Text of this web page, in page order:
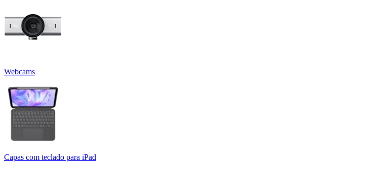
Webcams
Capas com teclado para iPad